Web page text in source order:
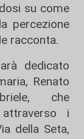
su come
percezione
racconta.
dedicato
Renato
che
i
della Seta,